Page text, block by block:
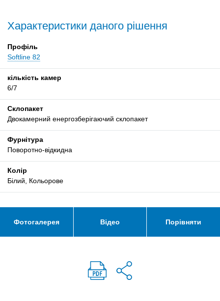
Характеристики даного рішення
Профіль
Softline 82
кількість камер
6/7
Склопакет
Двокамерний енергозберігаючий склопакет
Фурнітура
Поворотно-відкидна
Колір
Білий, Кольорове
Фотогалерея Відео Порівняти